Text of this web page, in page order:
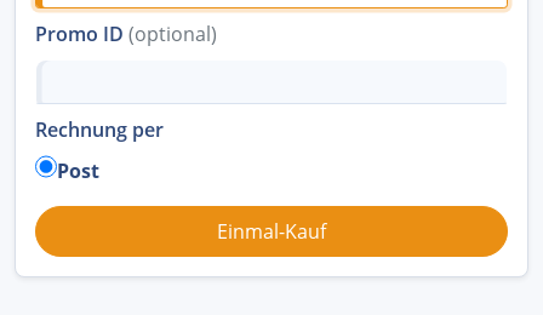
Promo ID (optional)
Rechnung per
Post